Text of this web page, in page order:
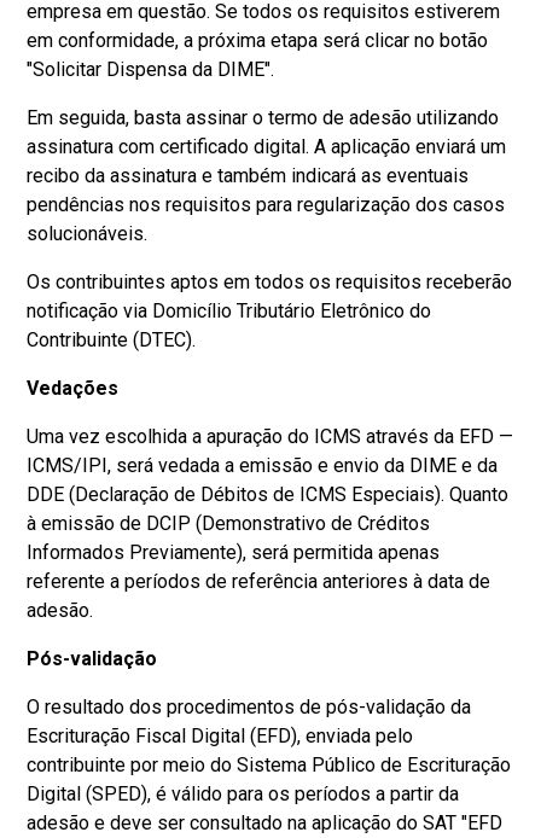
empresa em questão. Se todos os requisitos estiverem
em conformidade, a próxima etapa será clicar no botão
"Solicitar Dispensa da DIME".
Em seguida, basta assinar o termo de adesão utilizando
assinatura com certificado digital. A aplicação enviará um
recibo da assinatura e também indicará as eventuais
pendências nos requisitos para regularização dos casos
solucionáveis.
Os contribuintes aptos em todos os requisitos receberão
notificação via Domicílio Tributário Eletrônico do
Contribuinte (DTEC).
Vedações
Uma vez escolhida a apuração do ICMS através da EFD —
ICMS/IPI, será vedada a emissão e envio da DIME e da
DDE (Declaração de Débitos de ICMS Especiais). Quanto
à emissão de DCIP (Demonstrativo de Créditos
Informados Previamente), será permitida apenas
referente a períodos de referência anteriores à data de
adesão.
Pós-validação
O resultado dos procedimentos de pós-validação da
Escrituração Fiscal Digital (EFD), enviada pelo
contribuinte por meio do Sistema Público de Escrituração
Digital (SPED), é válido para os períodos a partir da
adesão e deve ser consultado na aplicação do SAT "EFD